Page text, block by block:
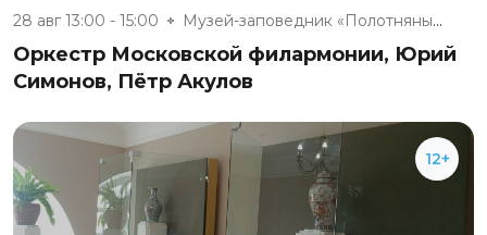
28 авг 13:00 - 15:00 Музей-заповедник «Полотняный З...
Оркестр Московской филармонии, Юрий
Симонов, Пётр Акулов
12+